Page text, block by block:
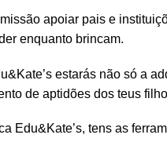
apoiar pais e
enquanto brincam.
estarás não só a
de aptidões dos teus
Edu&Kate’s, tens as